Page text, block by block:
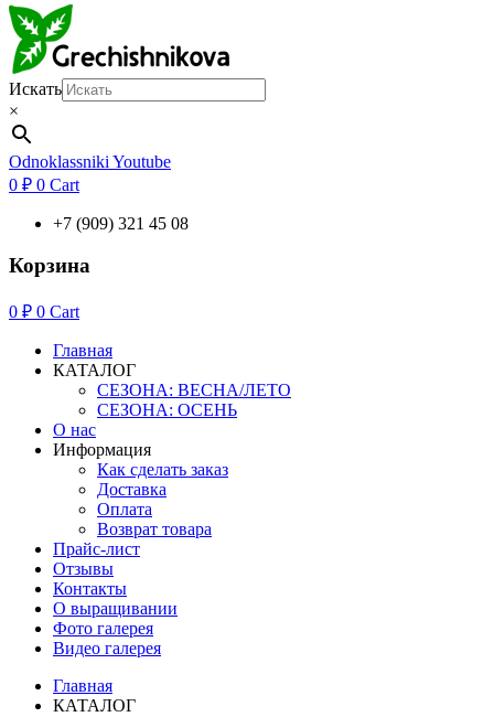
Искать
×
Odnoklassniki Youtube
0 ₽ 0 Cart
+7 (909) 321 45 08
Корзина
0 ₽ 0 Cart
Главная
КАТАЛОГ
СЕЗОНА: ВЕСНА/ЛЕТО
СЕЗОНА: ОСЕНЬ
О нас
Информация
Как сделать заказ
Доставка
Оплата
Возврат товара
Прайс-лист
Отзывы
Контакты
О выращивании
Фото галерея
Видео галерея
Главная
КАТАЛОГ